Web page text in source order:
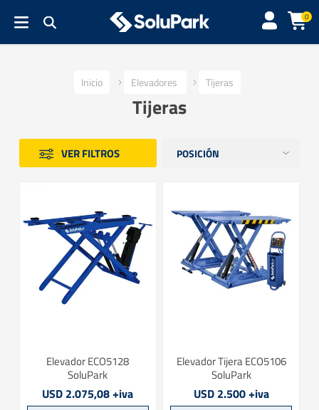
0
Inicio Elevadores Tijeras
Tijeras
VER FILTROS
Elevador ECO5128
SoluPark
USD 2.075,08 +iva
Elevador Tijera ECO5106
SoluPark
USD 2.500 +iva